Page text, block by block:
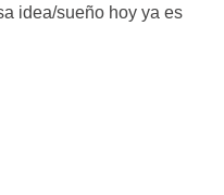
idea/sueño hoy ya es